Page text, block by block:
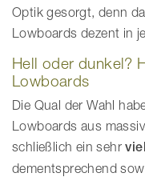
Optik gesorgt, denn
Lowboards dezent in
Hell oder dunkel?
Lowboards
Die Qual der Wahl
Lowboards aus
schließlich ein sehr
dementsprechend